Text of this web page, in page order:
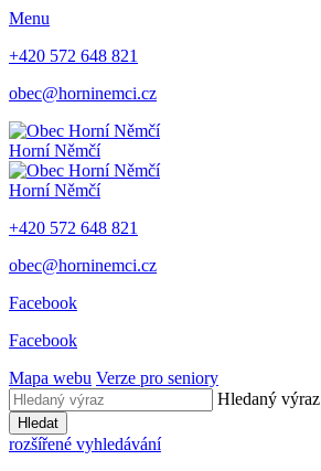
Menu
+420 572 648 821
obec@horninemci.cz
Horní Němčí
Horní Němčí
+420 572 648 821
obec@horninemci.cz
Facebook
Facebook
Mapa webu Verze pro seniory
Hledaný výraz
Hledat
rozšířené vyhledávání